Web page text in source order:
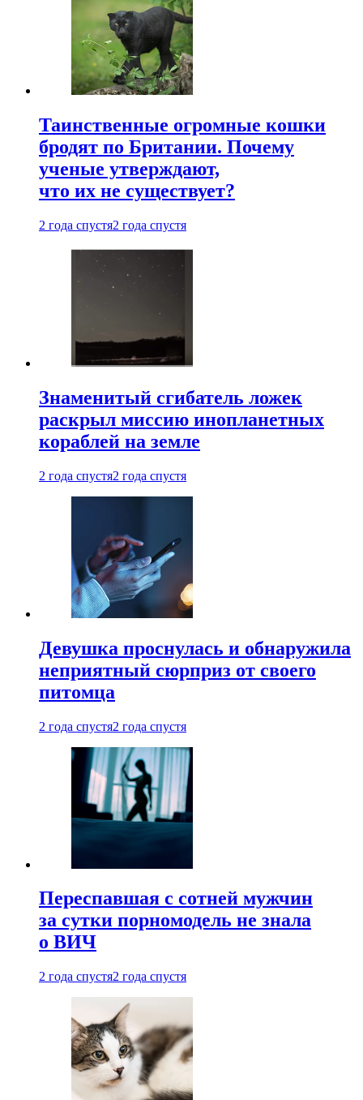
Таинственные огромные кошки
бродят по Британии. Почему
ученые утверждают,
что их не существует?
2 года спустя2 года спустя
Знаменитый сгибатель ложек
раскрыл миссию инопланетных
кораблей на земле
2 года спустя2 года спустя
Девушка проснулась и обнаружила
неприятный сюрприз от своего
питомца
2 года спустя2 года спустя
Переспавшая с сотней мужчин
за сутки порномодель не знала
о ВИЧ
2 года спустя2 года спустя